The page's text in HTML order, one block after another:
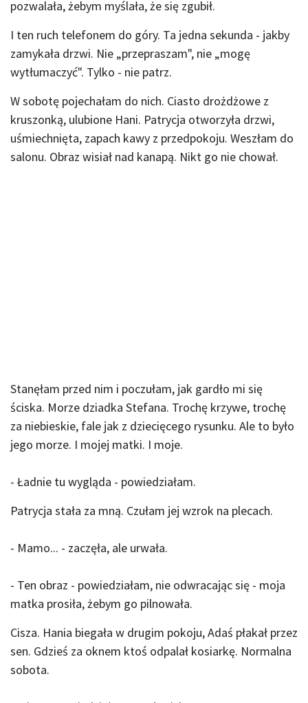
pozwalała, żebym myślała, że się zgubił.
I ten ruch telefonem do góry. Ta jedna sekunda - jakby
zamykała drzwi. Nie „przepraszam", nie „mogę
wytłumaczyć". Tylko - nie patrz.
W sobotę pojechałam do nich. Ciasto drożdżowe z
kruszonką, ulubione Hani. Patrycja otworzyła drzwi,
uśmiechnięta, zapach kawy z przedpokoju. Weszłam do
salonu. Obraz wisiał nad kanapą. Nikt go nie chował.
Stanęłam przed nim i poczułam, jak gardło mi się
ściska. Morze dziadka Stefana. Trochę krzywe, trochę
za niebieskie, fale jak z dziecięcego rysunku. Ale to było
jego morze. I mojej matki. I moje.
- Ładnie tu wygląda - powiedziałam.
Patrycja stała za mną. Czułam jej wzrok na plecach.
- Mamo... - zaczęła, ale urwała.
- Ten obraz - powiedziałam, nie odwracając się - moja
matka prosiła, żebym go pilnowała.
Cisza. Hania biegała w drugim pokoju, Adaś płakał przez
sen. Gdzieś za oknem ktoś odpalał kosiarkę. Normalna
sobota.